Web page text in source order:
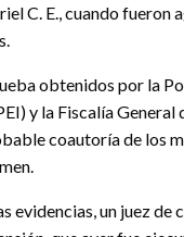
C. E., cuando fueron
obtenidos por la
y la Fiscalía General
coautoría de los
evidencias, un juez